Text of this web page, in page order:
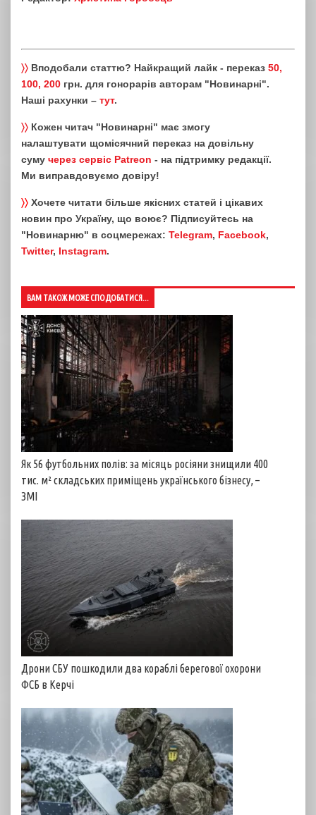
〉〉 Вподобали статтю? Найкращий лайк - переказ 50,
100, 200 грн. для гонорарів авторам "Новинарні".
Наші рахунки – тут.
〉〉 Кожен читач "Новинарні" має змогу
налаштувати щомісячний переказ на довільну
суму через сервіс Patreon - на підтримку редакції.
Ми виправдовуємо довіру!
〉〉 Хочете читати більше якісних статей і цікавих
новин про Україну, що воює? Підписуйтесь на
"Новинарню" в соцмережах: Telegram, Facebook,
Twitter, Instagram.
ВАМ ТАКОЖ МОЖЕ СПОДОБАТИСЯ...
Як 56 футбольних полів: за місяць росіяни знищили 400
тис. м² складських приміщень українського бізнесу, –
ЗМІ
Дрони СБУ пошкодили два кораблі берегової охорони
ФСБ в Керчі